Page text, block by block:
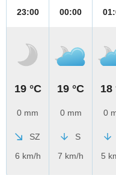
23:00
19 °C
0 mm
SZ
6 km/h
00:00
19 °C
0 mm
S
7 km/h
18
0
5